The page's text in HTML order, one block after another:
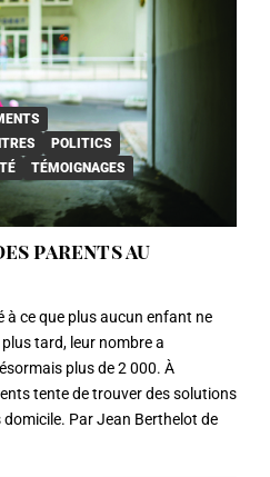
POLITICS
TÉMOIGNAGES
parents au
à ce que plus aucun enfant ne
tard, leur nombre a
plus de 2 000. À
tente de trouver des solutions
Par Jean Berthelot de